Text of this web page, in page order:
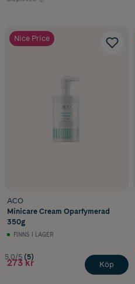
Nice Price
ACO
Minicare Cream Oparfymerad
350g
FINNS I LAGER
5.0/5 (5)
273 kr Köp